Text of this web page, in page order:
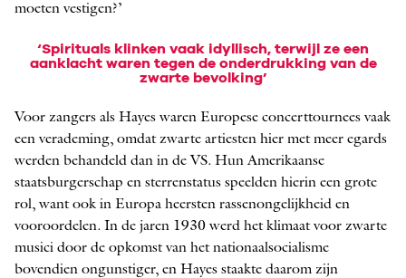
moeten vestigen?’
‘Spirituals klinken vaak idyllisch, terwijl ze een
aanklacht waren tegen de onderdrukking van de
zwarte bevolking’
Voor zangers als Hayes waren Europese concerttournees vaak
een verademing, omdat zwarte artiesten hier met meer egards
werden behandeld dan in de VS. Hun Amerikaanse
staatsburgerschap en sterrenstatus speelden hierin een grote
rol, want ook in Europa heersten rassenongelijkheid en
vooroordelen. In de jaren 1930 werd het klimaat voor zwarte
musici door de opkomst van het nationaal­socialisme
bovendien ongunstiger, en Hayes staakte daarom zijn